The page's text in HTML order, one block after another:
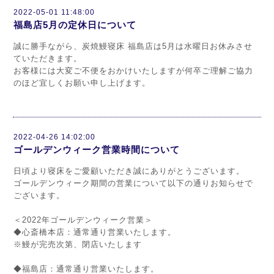
2022-05-01 11:48:00
福島店5月の定休日について
誠に勝手ながら、炭焼鰻寝床 福島店は5月は水曜日お休みさせ
ていただきます。
お客様には大変ご不便をおかけいたしますが何卒ご理解ご協力
のほど宜しくお願い申し上げます。
2022-04-26 14:02:00
ゴールデンウィーク営業時間について
日頃より寝床をご愛顧いただき誠にありがとうございます。
ゴールデンウィーク期間の営業について以下の通りお知らせで
ございます。
＜2022年ゴールデンウィーク営業＞
◆心斎橋本店：通常通り営業いたします。
※鰻が完売次第、閉店いたします
◆福島店：通常通り営業いたします。